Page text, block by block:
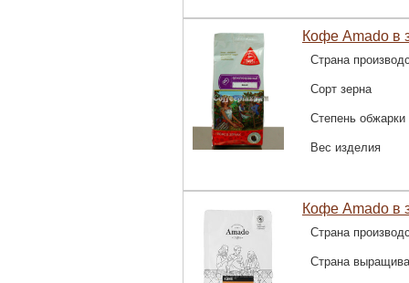
Кофе Amado в
Страна
Сорт зерна
Степень обжарки
Вес изделия
Кофе Amado в
Страна
Страна